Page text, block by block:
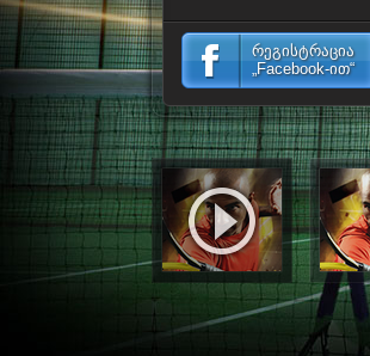
რეგისტრაცია
„Facebook-ით“